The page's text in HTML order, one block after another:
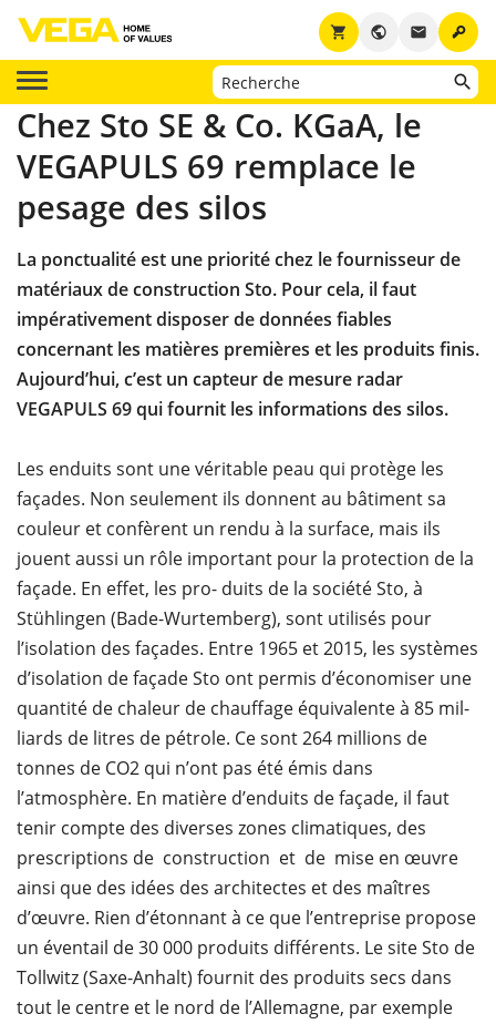
key
email
public
shopping_cart
Chez Sto SE & Co. KGaA, le
VEGAPULS 69 remplace le
pesage des silos
La ponctualité est une priorité chez le fournisseur de
matériaux de construction Sto. Pour cela, il faut
impérativement disposer de données fiables
concernant les matières premières et les produits finis.
Aujourd’hui, c’est un capteur de mesure radar
VEGAPULS 69 qui fournit les informations des silos.
Les enduits sont une véritable peau qui protège les
façades. Non seulement ils donnent au bâtiment sa
couleur et confèrent un rendu à la surface, mais ils
jouent aussi un rôle important pour la protection de la
façade. En effet, les pro- duits de la société Sto, à
Stühlingen (Bade-Wurtemberg), sont utilisés pour
l’isolation des façades. Entre 1965 et 2015, les systèmes
d’isolation de façade Sto ont permis d’économiser une
quantité de chaleur de chauffage équivalente à 85 mil-
liards de litres de pétrole. Ce sont 264 millions de
tonnes de CO2 qui n’ont pas été émis dans
l’atmosphère. En matière d’enduits de façade, il faut
tenir compte des diverses zones climatiques, des
prescriptions de construction et de mise en œuvre
ainsi que des idées des architectes et des maîtres
d’œuvre. Rien d’étonnant à ce que l’entreprise propose
un éventail de 30 000 produits différents. Le site Sto de
Tollwitz (Saxe-Anhalt) fournit des produits secs dans
tout le centre et le nord de l’Allemagne, par exemple